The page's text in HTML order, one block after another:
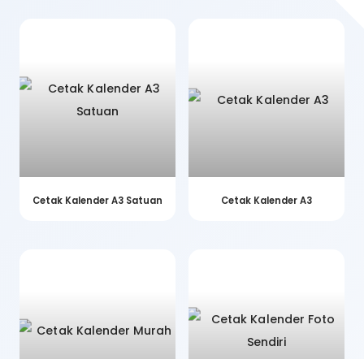
Cetak Kalender A3 Satuan Cetak Kalender A3